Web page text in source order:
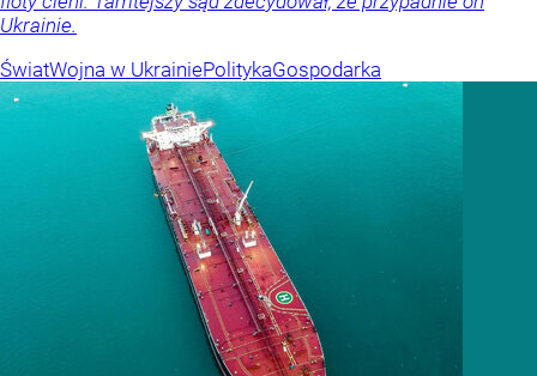
Ukrainie.
ŚwiatWojna w UkrainiePolitykaGospodarka